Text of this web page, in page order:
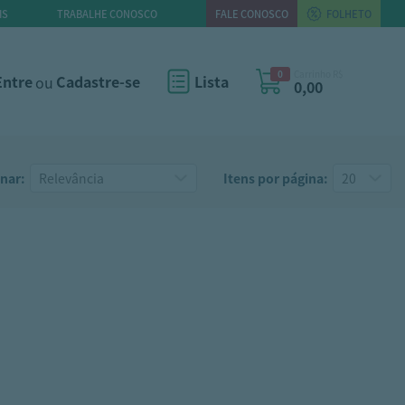
TRABALHE CONOSCO FALE CONOSCO FOLHETO
ou Cadastre-se Lista 0
0,00
Itens por página: